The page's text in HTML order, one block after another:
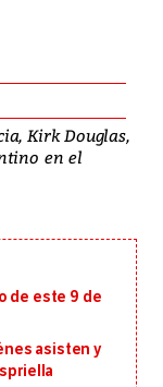
Kirk Douglas,
en el
de este 9 de
asisten y